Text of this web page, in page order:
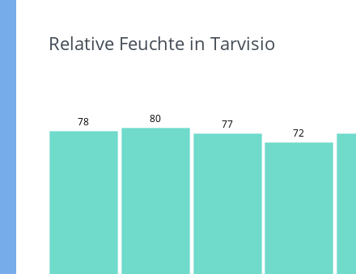
Relative Feuchte in Tarvisio
78 80 77
72